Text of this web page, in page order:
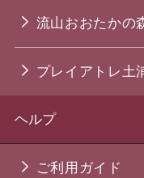
流山おおたかの
プレイアトレ土
ヘルプ
ご利用ガイド